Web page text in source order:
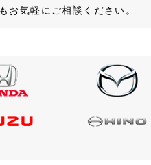
気軽にご相談ください。